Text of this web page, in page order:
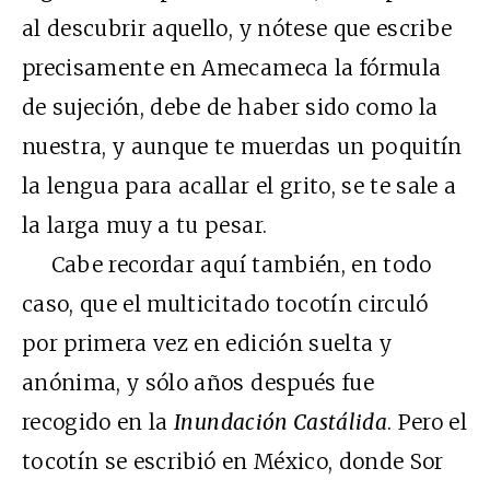
al descubrir aquello, y nótese que escribe
precisamente en Amecameca la fórmula
de sujeción, debe de haber sido como la
nuestra, y aunque te muerdas un poquitín
la lengua para acallar el grito, se te sale a
la larga muy a tu pesar.
Cabe recordar aquí también, en todo
caso, que el multicitado tocotín circuló
por primera vez en edición suelta y
anónima, y sólo años después fue
recogido en laInundación Castálida. Pero el
tocotín se escribió en México, donde Sor